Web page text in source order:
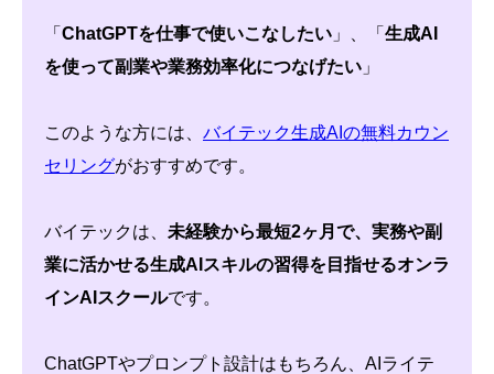
「 ChatGPTを仕事で使いこなしたい 」、「 生成AI
を使って副業や業務効率化につなげたい 」
このような方には、 バイテック生成AIの無料カウン
セリングがおすすめです。
バイテックは、 未経験から最短2ヶ月で、実務や副
業に活かせる生成AIスキルの習得を目指せるオンラ
インAIスクールです。
ChatGPTやプロンプト設計はもちろん、AIライテ